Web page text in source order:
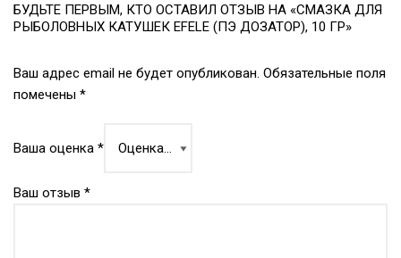
БУДЬТЕ ПЕРВЫМ, КТО ОСТАВИЛ ОТЗЫВ НА «СМАЗКА ДЛЯ
РЫБОЛОВНЫХ КАТУШЕК EFELE (ПЭ ДОЗАТОР), 10 ГР»
Ваш адрес email не будет опубликован. Обязательные поля
помечены *
Ваша оценка *
Ваш отзыв *